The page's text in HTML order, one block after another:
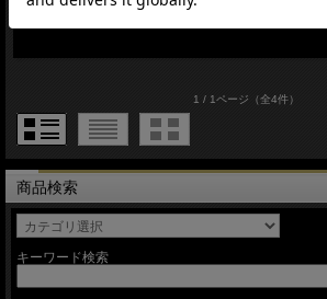
1 / 1ページ （全4件）
商品検索
キーワード検索